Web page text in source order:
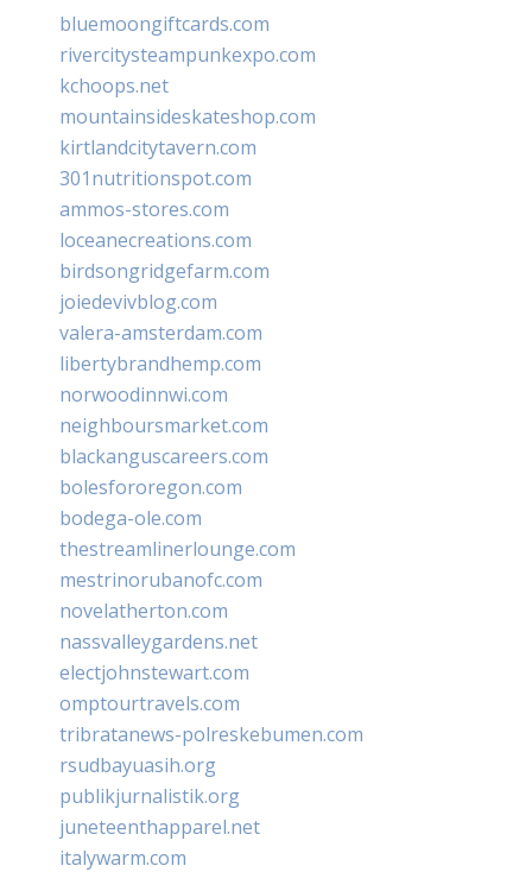
bluemoongiftcards.com
rivercitysteampunkexpo.com
kchoops.net
mountainsideskateshop.com
kirtlandcitytavern.com
301nutritionspot.com
ammos-stores.com
loceanecreations.com
birdsongridgefarm.com
joiedevivblog.com
valera-amsterdam.com
libertybrandhemp.com
norwoodinnwi.com
neighboursmarket.com
blackanguscareers.com
bolesfororegon.com
bodega-ole.com
thestreamlinerlounge.com
mestrinorubanofc.com
novelatherton.com
nassvalleygardens.net
electjohnstewart.com
omptourtravels.com
tribratanews-polreskebumen.com
rsudbayuasih.org
publikjurnalistik.org
juneteenthapparel.net
italywarm.com